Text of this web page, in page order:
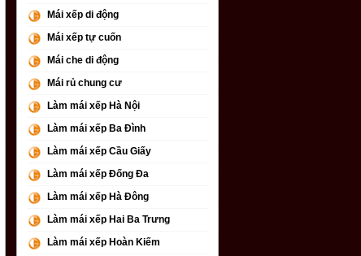
Mái xếp di động
Mái xếp tự cuốn
Mái che di động
Mái rủ chung cư
Làm mái xếp Hà Nội
Làm mái xếp Ba Đình
Làm mái xếp Cầu Giấy
Làm mái xếp Đống Đa
Làm mái xếp Hà Đông
Làm mái xếp Hai Ba Trưng
Làm mái xếp Hoàn Kiếm